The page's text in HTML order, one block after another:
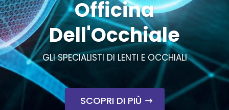
Officina
Dell'Occhiale
GLI SPECIALISTI DI LENTI E OCCHIALI
SCOPRI DI PIÙ